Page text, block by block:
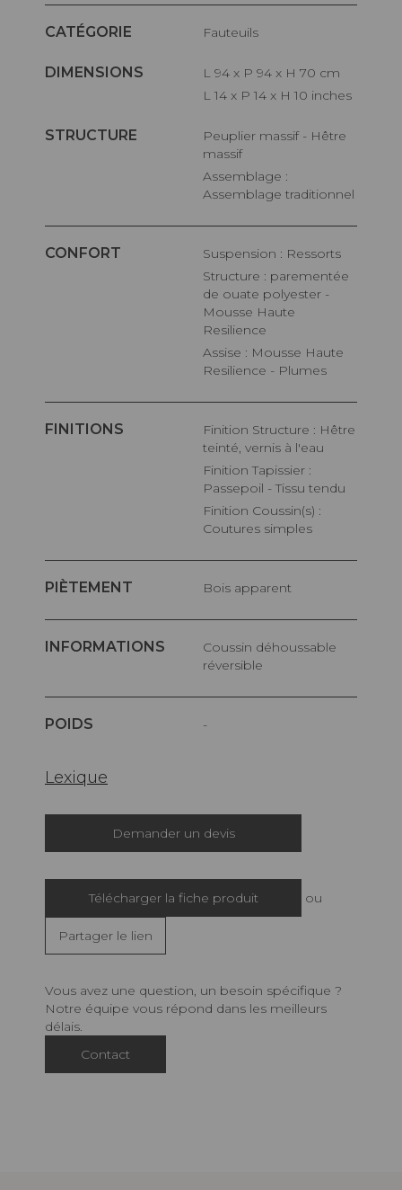
CATÉGORIE Fauteuils
DIMENSIONS
L 94 x P 94 x H 70 cm
L 14 x P 14 x H 10 inches
STRUCTURE
Peuplier massif - Hêtre
massif
Assemblage :
Assemblage traditionnel
CONFORT
Suspension : Ressorts
Structure : parementée
de ouate polyester -
Mousse Haute
Resilience
Assise : Mousse Haute
Resilience - Plumes
FINITIONS
Finition Structure : Hêtre
teinté, vernis à l'eau
Finition Tapissier :
Passepoil - Tissu tendu
Finition Coussin(s) :
Coutures simples
PIÈTEMENT Bois apparent
INFORMATIONS
Coussin déhoussable
réversible
POIDS -
Lexique
Demander un devis
Télécharger la fiche produit ou
Partager le lien
Vous avez une question, un besoin spécifique ?
Notre équipe vous répond dans les meilleurs
délais.
Contact